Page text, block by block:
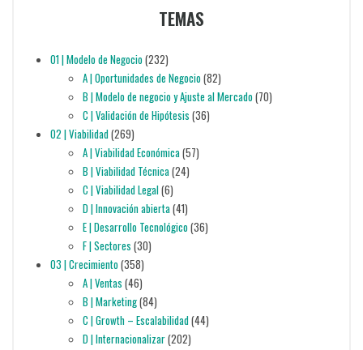
TEMAS
01 | Modelo de Negocio(232)
A | Oportunidades de Negocio(82)
B | Modelo de negocio y Ajuste al Mercado(70)
C | Validación de Hipótesis (36)
02 | Viabilidad(269)
A | Viabilidad Económica(57)
B | Viabilidad Técnica(24)
C | Viabilidad Legal(6)
D | Innovación abierta(41)
E | Desarrollo Tecnológico(36)
F | Sectores (30)
03 | Crecimiento(358)
A | Ventas (46)
B | Marketing(84)
C | Growth – Escalabilidad(44)
D | Internacionalizar(202)